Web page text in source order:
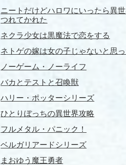
ニートだけどハロワにいったら異
つれてかれた
ネクラ少女は黒魔法で恋をする
ネトゲの嫁は女の子じゃないと思っ
ノーゲーム・ノーライフ
バカとテストと召喚獣
ハリー・ポッターシリーズ
ひとりぼっちの異世界攻略
フルメタル・パニック！
ベルガリアードシリーズ
まおゆう魔王勇者